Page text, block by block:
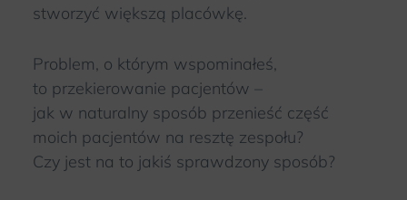
stworzyć większą placówkę.
Problem, o którym wspominałeś,
to przekierowanie pacjentów –
jak w naturalny sposób przenieść część
moich pacjentów na resztę zespołu?
Czy jest na to jakiś sprawdzony sposób?